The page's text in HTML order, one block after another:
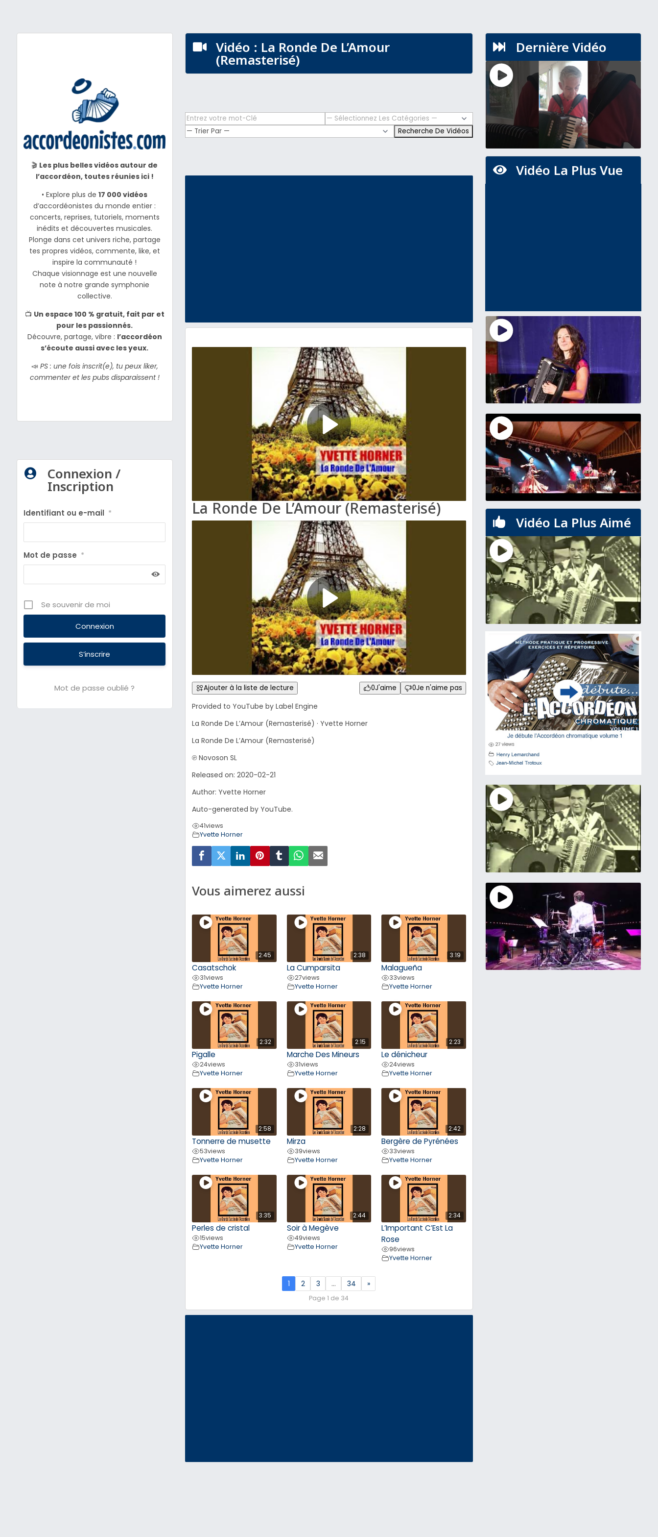
🎬 Les plus belles vidéos autour de
l’accordéon, toutes réunies ici !
• Explore plus de17 000 vidéos
d’accordéonistes du monde entier :
concerts, reprises, tutoriels, moments
inédits et découvertes musicales.
Plonge dans cet univers riche, partage
tes propres vidéos, commente, like, et
inspire la communauté !
Chaque visionnage est une nouvelle
note à notre grande symphonie
collective.
📺 Un espace 100 % gratuit, fait par et
pour les passionnés.
Découvre, partage, vibre : l’accordéon
s’écoute aussi avec les yeux.
📣 PS : une fois inscrit(e), tu peux liker,
commenter et les pubs disparaissent !
 Connexion /
Inscription
Identifiant ou e-mail *
Mot de passe *
Se souvenir de moi
S’inscrire
Mot de passe oublié ?
 Vidéo : La Ronde De L’Amour
(Remasterisé)
La Ronde De L’Amour (Remasterisé)
Ajouter à la liste de lecture 0J'aime 0Je n'aime pas
Provided to YouTube by Label Engine
La Ronde De L’Amour (Remasterisé) · Yvette Horner
La Ronde De L’Amour (Remasterisé)
℗ Novoson SL
Released on: 2020-02-21
Author: Yvette Horner
Auto-generated by YouTube.
41views
Yvette Horner
Vous aimerez aussi
2:45
Casatschok
31views
Yvette Horner
2:38
La Cumparsita
27views
Yvette Horner
3:19
Malagueña
33views
Yvette Horner
2:32
Pigalle
24views
Yvette Horner
2:15
Marche Des Mineurs
31views
Yvette Horner
2:23
Le dénicheur
24views
Yvette Horner
2:58
Tonnerre de musette
53views
Yvette Horner
2:28
Mirza
39views
Yvette Horner
2:42
Bergère de Pyrénées
33views
Yvette Horner
3:35
Perles de cristal
15views
Yvette Horner
2:44
Soir à Megève
49views
Yvette Horner
2:34
L’Important C’Est La
Rose
96views
Yvette Horner
1 2 3 … 34 »
Page 1 de 34
 Dernière Vidéo
 Vidéo La Plus Vue
 Vidéo La Plus Aimé